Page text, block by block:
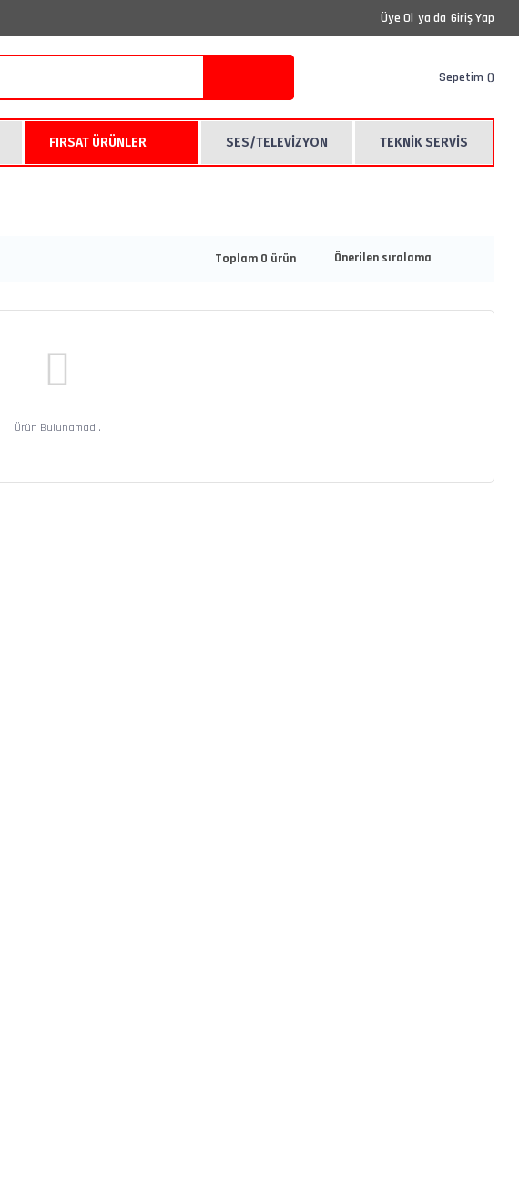
Üye Ol ya da Giriş Yap
Sepetim
FIRSAT ÜRÜNLER SES/TELEVİZYON TEKNİK SERVİS
Toplam 0 ürün
Ürün Bulunamadı.